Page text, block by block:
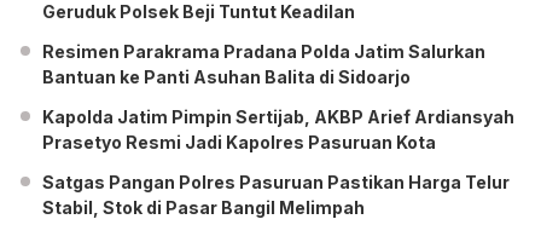
Geruduk Polsek Beji Tuntut Keadilan
Resimen Parakrama Pradana Polda Jatim Salurkan
Bantuan ke Panti Asuhan Balita di Sidoarjo
Kapolda Jatim Pimpin Sertijab, AKBP Arief Ardiansyah
Prasetyo Resmi Jadi Kapolres Pasuruan Kota
Satgas Pangan Polres Pasuruan Pastikan Harga Telur
Stabil, Stok di Pasar Bangil Melimpah